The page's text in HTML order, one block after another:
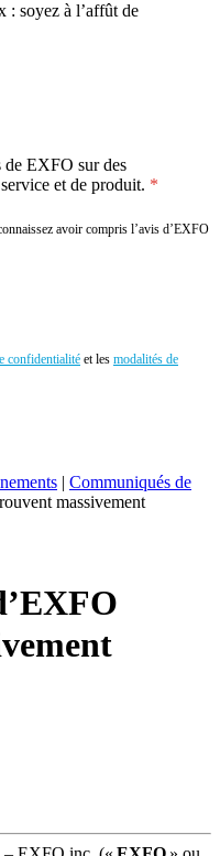
: soyez à l’affût de
de EXFO sur des
et de produit.
avoir compris l’avis d’EXFO
confidentialité et les modalités de
| Communiqués de
massivement